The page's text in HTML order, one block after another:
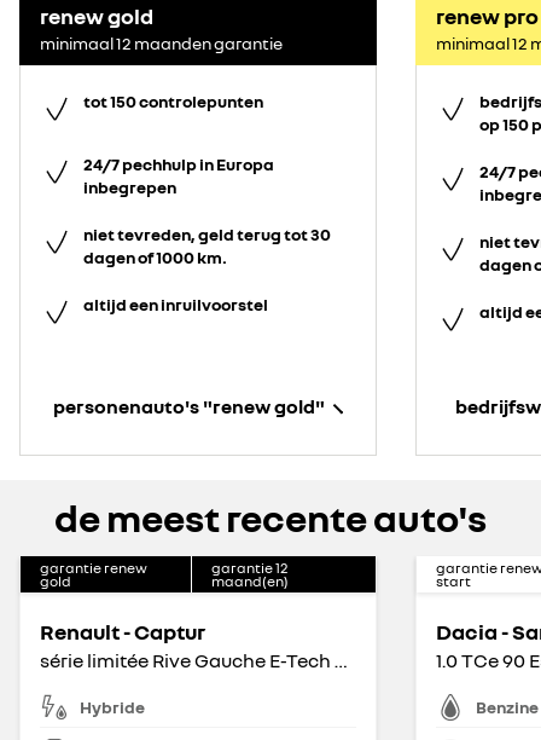
renew gold
minimaal 12 maanden garantie
tot 150 controlepunten
24/7 pechhulp in Europa
inbegrepen
niet tevreden, geld terug tot 30
dagen of 1000 km.
altijd een inruilvoorstel
personenauto's "renew gold"
renew pro
minimaal 12
op 150
24/7
niet
dagen
altijd
de meest recente auto's
garantie renew
gold
garantie12
maand(en)
Renault - Captur
série limitée Rive Gauche E-Tech hybrid 145
Hybride
garantie
start
Dacia -
1.0 TCe 90
Benzine